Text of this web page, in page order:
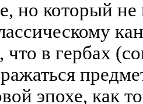
но который
что в гербах
эпохе, как